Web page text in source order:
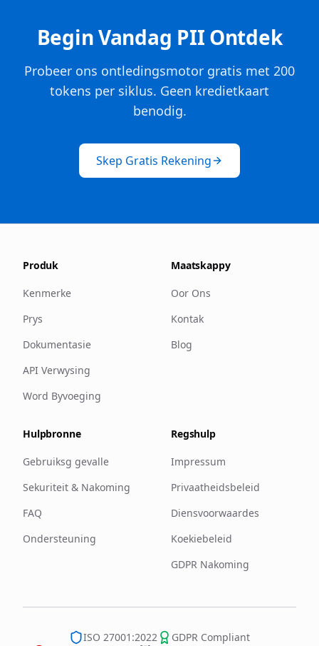
Begin Vandag PII Ontdek
Probeer ons ontledingsmotor gratis met 200
tokens per siklus. Geen kredietkaart
benodig.
Skep Gratis Rekening
Produk
Kenmerke
Prys
Dokumentasie
API Verwysing
Word Byvoeging
Maatskappy
Oor Ons
Kontak
Blog
Hulpbronne
Gebruiksg gevalle
Sekuriteit & Nakoming
FAQ
Ondersteuning
Regshulp
Impressum
Privaatheidsbeleid
Diensvoorwaardes
Koekiebeleid
GDPR Nakoming
ISO 27001:2022
GDPR Compliant